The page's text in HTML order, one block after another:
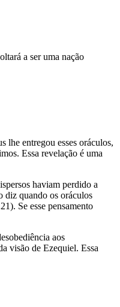
a ser uma nação
lhe entregou esses oráculos,
Essa revelação é uma
haviam per­dido a
diz quando os oráculos
Se esse pensamento
aos
visão de Ezequiel. Essa